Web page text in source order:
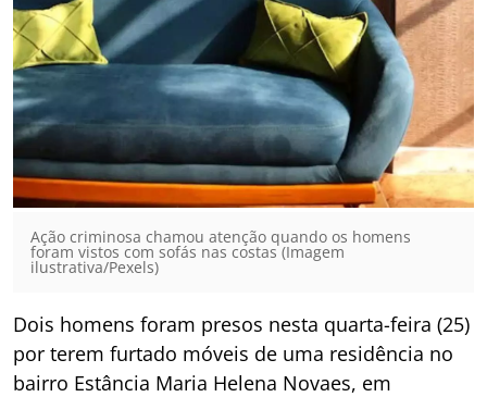
Ação criminosa chamou atenção quando os homens
foram vistos com sofás nas costas (Imagem
ilustrativa/Pexels)
Dois homens foram presos nesta quarta-feira (25)
por terem furtado móveis de uma residência no
bairro Estância Maria Helena Novaes, em